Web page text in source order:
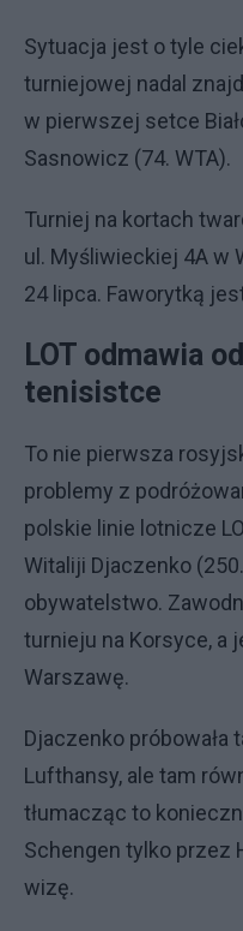
Sytuacja jest o tyle
turniejowej nadal
w pierwszej setce
Sasnowicz (74. WTA).
Turniej na kortach
ul. Myśliwieckiej 4A w
24 lipca. Faworytką
LOT odmawia
tenisistce
To nie pierwsza
problemy z
polskie linie lotnicze
Witaliji Djaczenko
obywatelstwo.
turnieju na Korsyce, a
Warszawę.
Djaczenko
Lufthansy, ale tam
tłumacząc to
Schengen tylko przez
wizę.